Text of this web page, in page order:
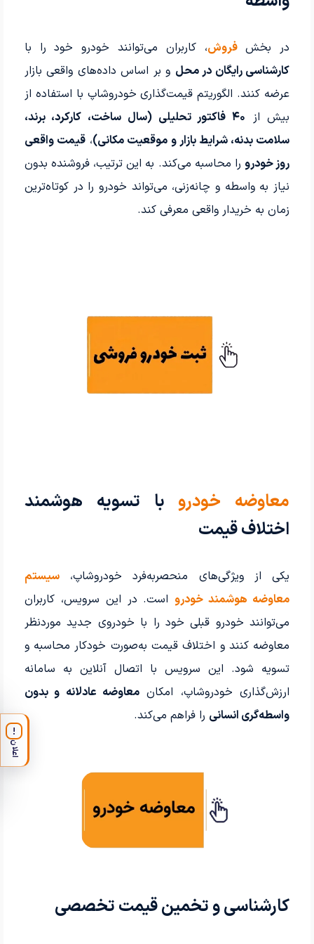
در بخشفروش، کاربران می‌توانند خودرو خود را با
کارشناسی رایگان در محل و بر اساس داده‌های واقعی بازار
عرضه کنند. الگوریتم قیمت‌گذاری خودروشاپ با استفاده از
بیش از
۴۰ فاکتور تحلیلی (سال ساخت، کارکرد، برند،
سلامت بدنه، شرایط بازار و موقعیت مکانی)،قیمت واقعی
روز خودرورا محاسبه می‌کند. به این ترتیب، فروشنده بدون
نیاز به واسطه و چانه‌زنی، می‌تواند خودرو را در کوتاه‌ترین
زمان به خریدار واقعی معرفی کند.
معاوضه خودروبا تسویه هوشمند
اختلاف قیمت
یکی از ویژگی‌های منحصربه‌فرد خودروشاپ،سیستم
معاوضه هوشمند خودرواست. در این سرویس، کاربران
می‌توانند خودرو قبلی خود را با خودروی جدید موردنظر
معاوضه کنند و اختلاف قیمت به‌صورت خودکار محاسبه و
تسویه شود. این سرویس با اتصال آنلاین به سامانه
ارزش‌گذاری خودروشاپ، امکان معاوضه عادلانه و بدون
واسطه‌گری انسانی را فراهم می‌کند.
کارشناسی و تخمین قیمت تخصصی
!
اعلان